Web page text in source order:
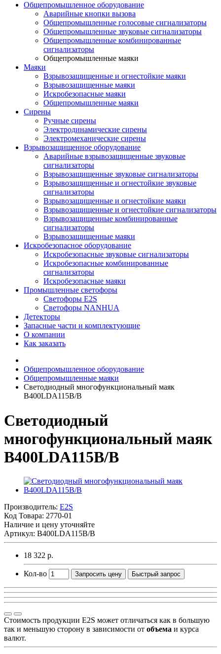
Общепромышленное оборудование
Аварийные кнопки вызова
Общепромышленные голосовые сигнализаторы
Общепромышленные звуковые сигнализаторы
Общепромышленные комбинированные
сигнализаторы
Общепромышленные маяки
Маяки
Взрывозащищенные и огнестойкие маяки
Взрывозащищенные маяки
Искробезопасные маяки
Общепромышленные маяки
Сирены
Ручные сирены
Электродинамические сирены
Электромеханические сирены
Взрывозащищенное оборудование
Аварийные взрывозащищенные звуковые
сигнализаторы
Взрывозащищенные звуковые сигнализаторы
Взрывозащищенные и огнестойкие звуковые
сигнализаторы
Взрывозащищенные и огнестойкие маяки
Взрывозащищенные и огнестойкие сигнализаторы
Взрывозащищенные комбинированные
сигнализаторы
Взрывозащищенные маяки
Искробезопасное оборудование
Искробезопасные звуковые сигнализаторы
Искробезопасные комбинированные
сигнализаторы
Искробезопасные маяки
Промышленные светофоры
Светофоры E2S
Светофоры NANHUA
Детекторы
Запасные части и комплектующие
О компании
Как заказать
Общепромышленное оборудование
Общепромышленные маяки
Светодиодный многофункциональный маяк
B400LDA115B/B
Светодиодный
многофункциональный маяк
B400LDA115B/B
Производитель: E2S
Код Товара: 2770-01
Наличие и цену уточняйте
Артикул: B400LDA115B/B
18 322 р.
Кол-во Запросить цену Быстрый запрос
Стоимость продукции E2S может отличаться как в большую
так и меньшую сторону в зависимости от объема и курса
валют.